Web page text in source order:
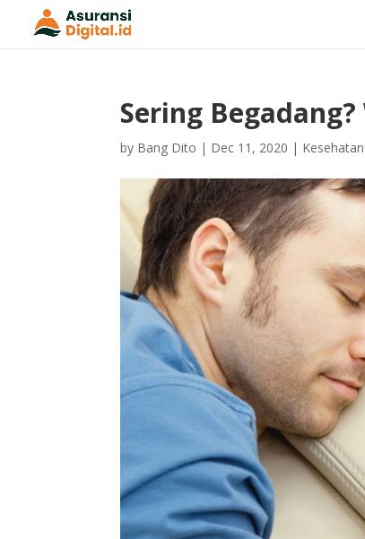
Sering
by Bang Dito | Dec 11, 2020 | Kesehatan